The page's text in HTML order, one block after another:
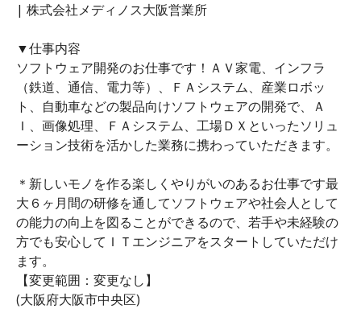
| 株式会社メディノス大阪営業所
▼仕事内容
ソフトウェア開発のお仕事です！ＡＶ家電、インフラ
（鉄道、通信、電力等）、ＦＡシステム、産業ロボッ
ト、自動車などの製品向けソフトウェアの開発で、Ａ
Ｉ、画像処理、ＦＡシステム、工場ＤＸといったソリュ
ーション技術を活かした業務に携わっていただきます。
＊新しいモノを作る楽しくやりがいのあるお仕事です最
大６ヶ月間の研修を通してソフトウェアや社会人として
の能力の向上を図ることができるので、若手や未経験の
方でも安心してＩＴエンジニアをスタートしていただけ
ます。
【変更範囲：変更なし】
(大阪府大阪市中央区)